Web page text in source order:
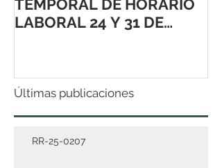
TEMPORAL DE HORARIO
LABORAL 24 Y 31 DE
Últimas publicaciones
RR-25-0207